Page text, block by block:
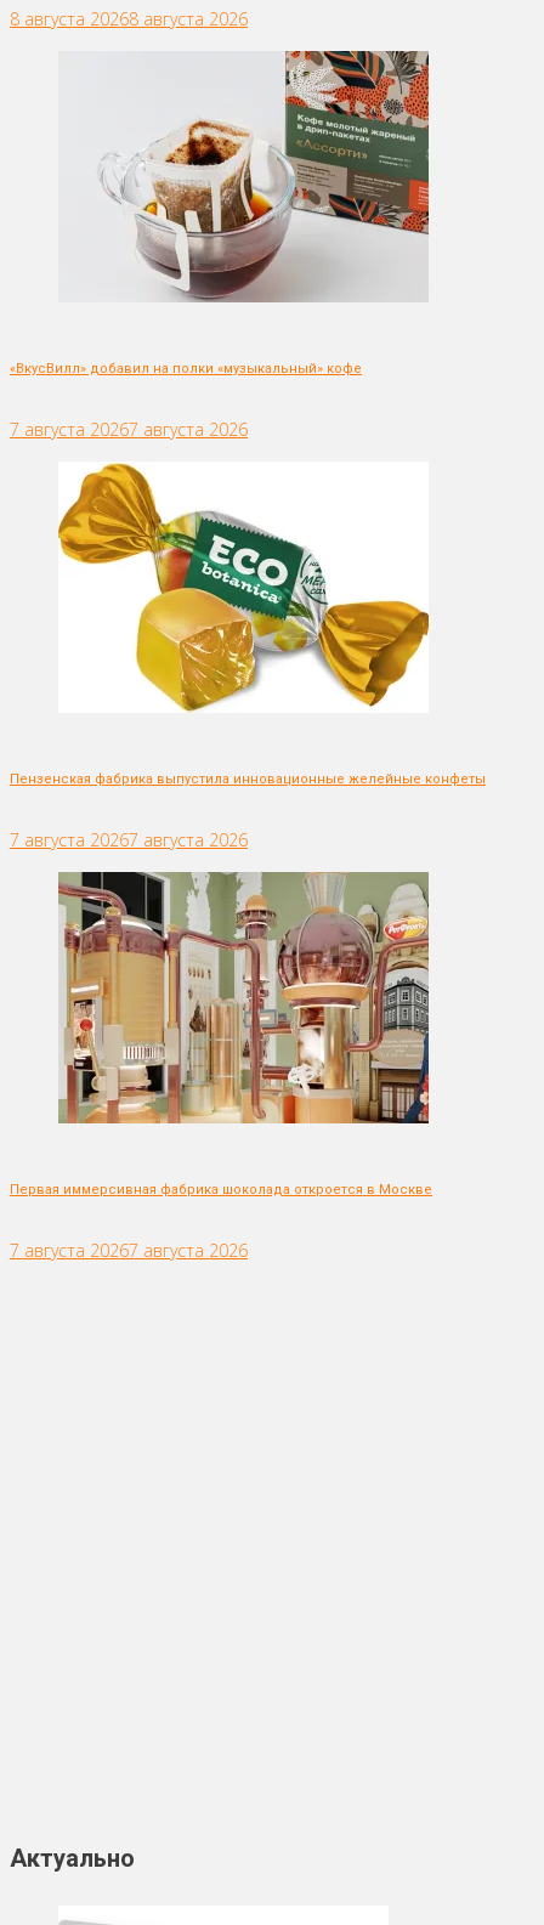
8 августа 20268 августа 2026
«ВкусВилл» добавил на полки «музыкальный» кофе
7 августа 20267 августа 2026
Пензенская фабрика выпустила инновационные желейные конфеты
7 августа 20267 августа 2026
Первая иммерсивная фабрика шоколада откроется в Москве
7 августа 20267 августа 2026
Актуально